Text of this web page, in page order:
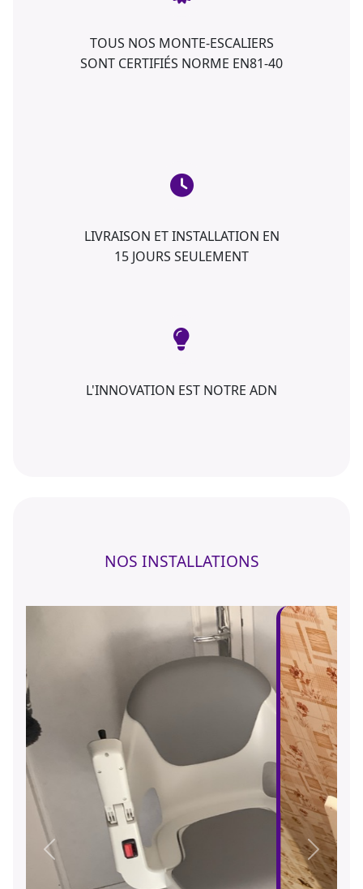
TOUS NOS MONTE-ESCALIERS
SONT CERTIFIÉS NORME EN81-40
LIVRAISON ET INSTALLATION EN
15 JOURS SEULEMENT
L'INNOVATION EST NOTRE ADN
NOS INSTALLATIONS
Précédent Suivant